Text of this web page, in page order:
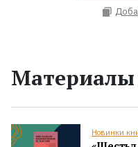
Материалы
Новинки